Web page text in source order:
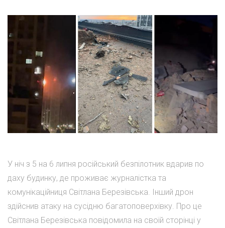
У ніч з 5 на 6 липня російський безпілотник вдарив по
даху будинку, де проживає журналістка та
комунікаційниця Світлана Березівська. Інший дрон
здійснив атаку на сусідню багатоповерхівку. Про це
Світлана Березівська повідомила на своїй сторінці у